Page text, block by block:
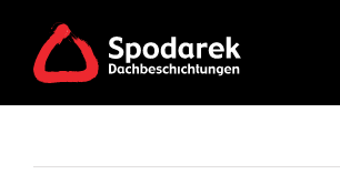
content